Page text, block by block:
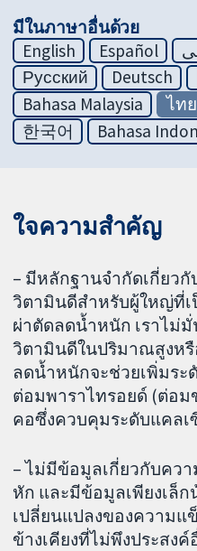
มีในภาษาอื่นด้วย
English
Español
Русский
Deutsch
Bahasa Malaysia
ไทย
한국어
Bahasa
ใจความสำคัญ
– มีหลักฐานจำกัดเกี่ยวกั
วิตามินดีสำหรับผู้ใหญ่ที่
ผ่าตัดลดน้ำหนัก เราไม่
วิตามินดีในปริมาณสูงห
ลดน้ำหนักจะช่วยเพิ่มร
ต่อมพาราไทรอยด์ (ต่อม
คอซึ่งควบคุมระดับแคลเ
– ไม่มีข้อมูลเกี่ยวกับควา
หัก และมีข้อมูลเพียงเล็ก
เปลี่ยนแปลงของความแ
ข้างเคียงที่ไม่พึงประสงค์